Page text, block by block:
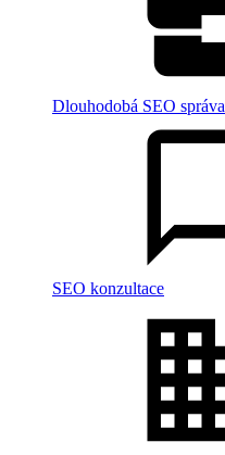
Dlouhodobá SEO správa
SEO konzultace